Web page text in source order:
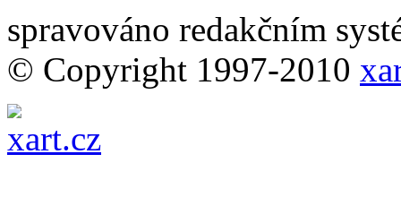
spravováno redakčním
© Copyright 1997-2010